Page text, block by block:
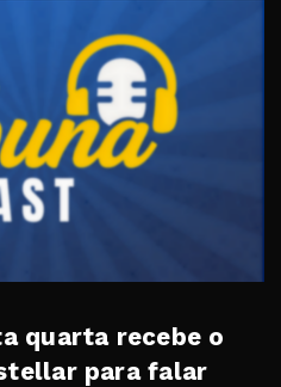
quarta recebe o
para falar